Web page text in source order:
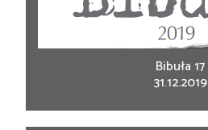
Bibuła 17
31.12.2019